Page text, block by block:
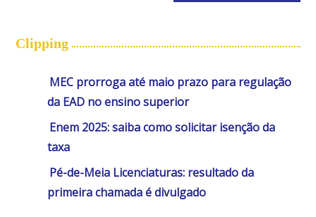
Clipping
MEC prorroga até maio prazo para regulação
da EAD no ensino superior
Enem 2025: saiba como solicitar isenção da
taxa
Pé-de-Meia Licenciaturas: resultado da
primeira chamada é divulgado